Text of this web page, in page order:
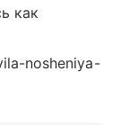
как
nosheniya-